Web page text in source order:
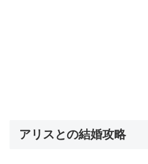
アリスとの結婚攻略